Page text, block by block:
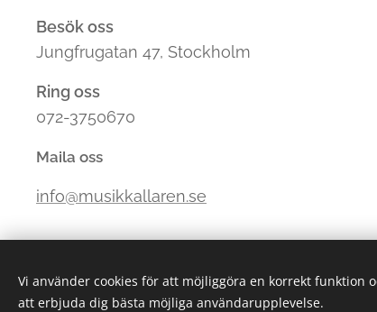
Besök oss
Jungfrugatan 47, Stockholm
Ring oss
072-3750670
Maila oss
info@musikkallaren.se
Vi använder cookies för att möjliggöra en korrekt funktion
att erbjuda dig bästa möjliga användarupplevelse.